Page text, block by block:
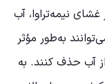
نیمه‌تراوا، آب
به‌طور مؤثر
آب حذف کنند. به